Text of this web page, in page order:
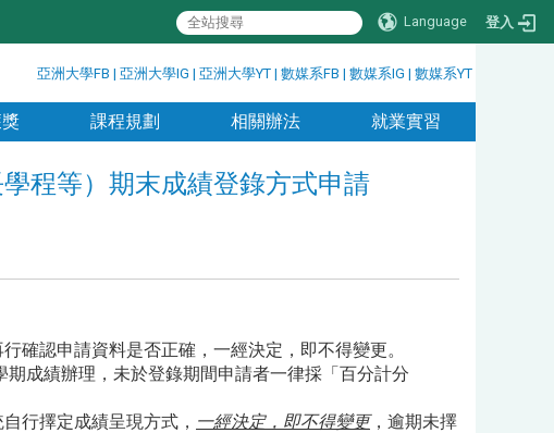
Language 登入
亞洲大學FB | 亞洲大學IG | 亞洲大學YT | 數媒系FB | 數媒系IG | 數媒系YT
課程規劃 相關辦法 就業實習
程等）期末成績登錄方式申請
認申請資料是否正確，一經決定，即不得變更。
成績辦理，未於登錄期間申請者一律採「百分計分
行擇定成績呈現方式， 一經決定，即不得變更，逾期未擇